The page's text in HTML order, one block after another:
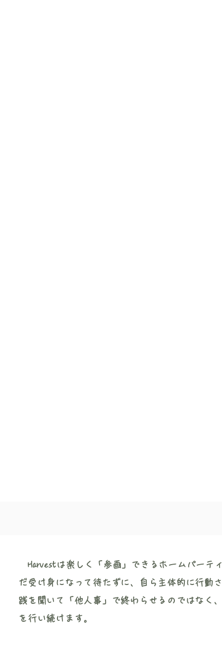
Harvestは楽しく「参画」できるホームパー
だ受け身になって待たずに、自ら主体的に行動
践を聞いて「他人事」で終わらせるのではなく
を行い続けます。